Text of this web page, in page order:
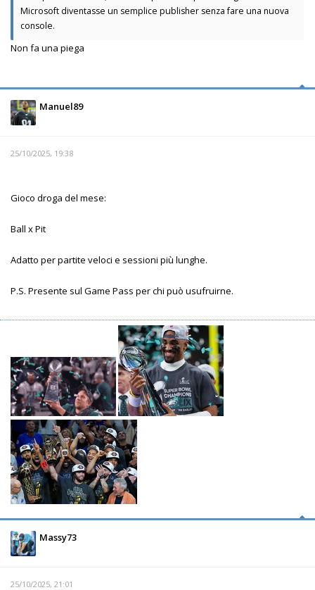
Microsoft diventasse un semplice publisher senza fare una nuova
console.
Non fa una piega
Manuel89
25/10/2025, 19:38
Gioco droga del mese:
Ball x Pit
Adatto per partite veloci e sessioni più lunghe.
P.S. Presente sul Game Pass per chi può usufruirne.
Massy73
25/10/2025, 21:01